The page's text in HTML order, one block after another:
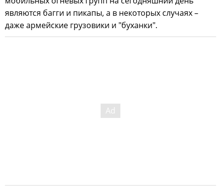
являются багги и пикапы, а в некоторых случаях –
даже армейские грузовики и "буханки".